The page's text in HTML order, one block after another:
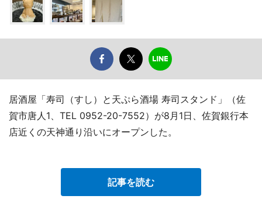
居酒屋「寿司（すし）と天ぷら酒場 寿司スタンド」（佐
賀市唐人1、TEL 0952-20-7552）が8月1日、佐賀銀行本
店近くの天神通り沿いにオープンした。
記事を読む